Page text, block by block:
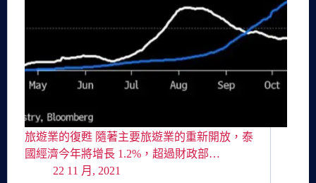
旅遊業的復甦 隨著主要旅遊業的重新開放，泰
國經濟今年將增長 1.2%，超過財政部…
22 11 月, 2021